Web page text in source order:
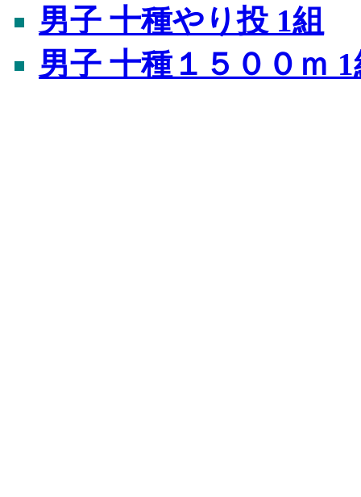
男子 十種やり投 1組
男子 十種１５００ｍ